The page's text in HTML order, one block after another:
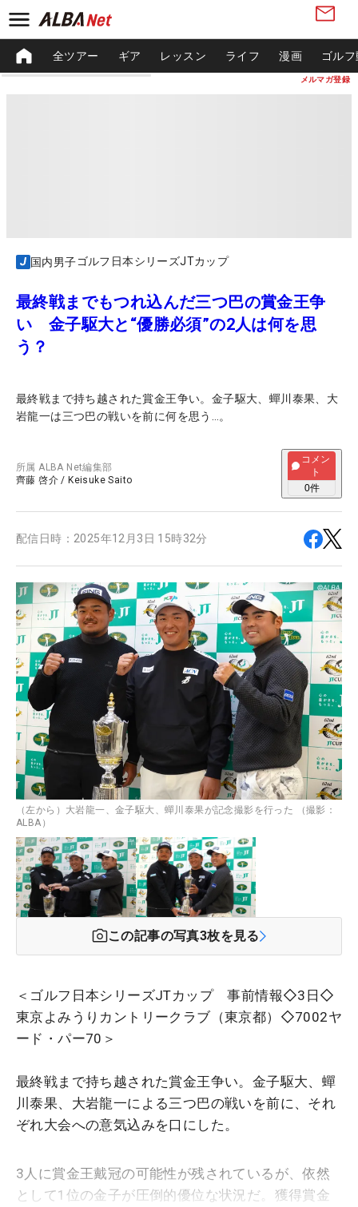
メルマガ登録
全ツアー ギア レッスン ライフ 漫画 ゴル
国内男子ゴルフ日本シリーズJTカップ
最終戦までもつれ込んだ三つ巴の賞金王争
い 金子駆大と“優勝必須”の2人は何を思
う？
最終戦まで持ち越された賞金王争い。金子駆大、蟬川泰果、大
岩龍一は三つ巴の戦いを前に何を思う…。
所属ALBA Net編集部
齊藤 啓介 / Keisuke Saito
コメン
ト
0件
配信日時： 2025年12月3日 15時32分
（左から）大岩龍一、金子駆大、蟬川泰果が記念撮影を行った （撮影：
ALBA）
この記事の写真3枚を見る
＜ゴルフ日本シリーズJTカップ 事前情報◇3日◇
東京よみうりカントリークラブ（東京都）◇7002ヤ
ード・パー70＞
最終戦まで持ち越された賞金王争い。金子駆大、蟬
川泰果、大岩龍一による三つ巴の戦いを前に、それ
ぞれ大会への意気込みを口にした。
3人に賞金王戴冠の可能性が残されているが、依然
として1位の金子が圧倒的優位な状況だ。獲得賞金